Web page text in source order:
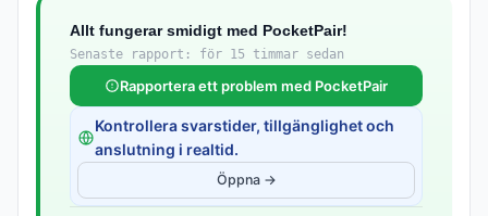
Allt fungerar smidigt med PocketPair!
Senaste rapport: för 15 timmar sedan
Rapportera ett problem med PocketPair
Kontrollera svarstider, tillgänglighet och
anslutning i realtid.
Öppna →